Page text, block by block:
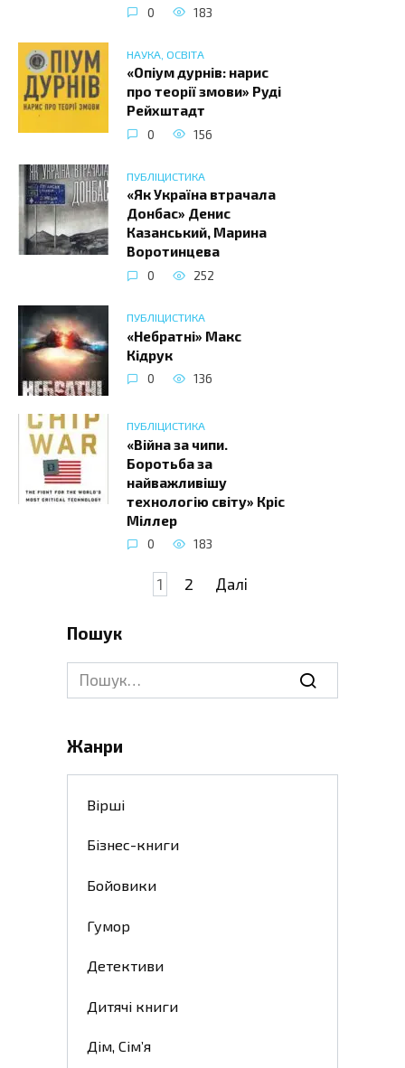
0 183
НАУКА, ОСВІТА
«Опіум дурнів: нарис
про теорії змови» Руді
Рейхштадт
0 156
ПУБЛІЦИСТИКА
«Як Україна втрачала
Донбас» Денис
Казанський, Марина
Воротинцева
0 252
ПУБЛІЦИСТИКА
«Небратні» Макс
Кідрук
0 136
ПУБЛІЦИСТИКА
«Війна за чипи.
Боротьба за
найважливішу
технологію світу» Кріс
Міллер
0 183
1 2 Далі
Пошук
Search
for:
Жанри
Вірші
Бізнес-книги
Бойовики
Гумор
Детективи
Дитячі книги
Дім, Сім’я